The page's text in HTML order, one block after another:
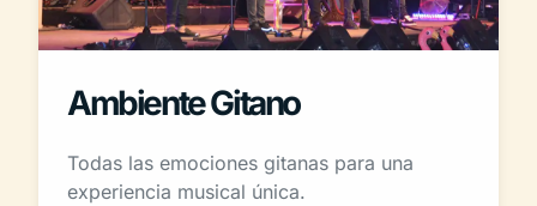
Ambiente Gitano
Todas las emociones gitanas para una
experiencia musical única.